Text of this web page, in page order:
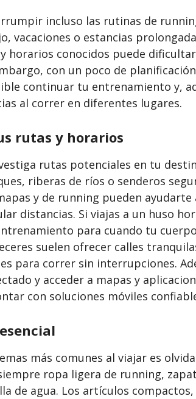
incluso las rutinas de
vacaciones o estancias
horarios conocidos puede
con un poco de
continuar tu entrenamiento y,
al correr en diferentes lugares.
rutas y horarios
rutas potenciales en tu
riberas de ríos o senderos
y de running pueden ayudarte
distancias. Si viajas a un huso
para cuando tu
suelen ofrecer calles
para correr sin interrupciones.
y acceder a mapas y
con soluciones móviles
más comunes al viajar es
ropa ligera de running,
de agua. Los artículos